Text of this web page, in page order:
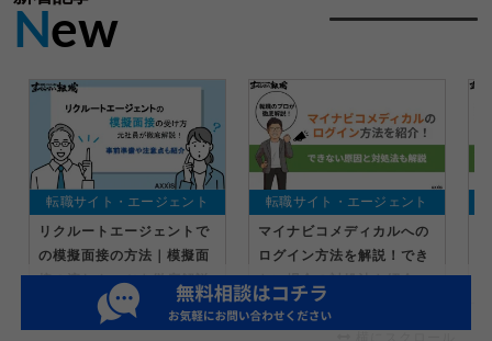
New
転職サイト・エージェント
リクルートエージェントで
の模擬面接の方法｜模擬面
接の流れやコツを徹底解説
転職サイト・エージェント
マイナビコメディカルへの
ログイン方法を解説！でき